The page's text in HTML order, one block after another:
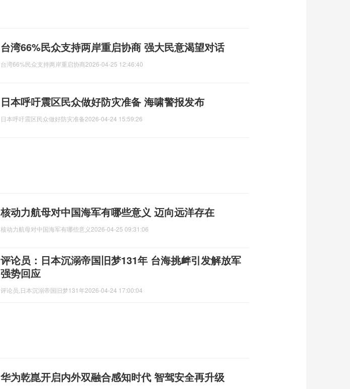
台湾66%民众支持两岸重启协商 强大民意渴望对话
台湾66%民众支持两岸重启协商2026-04-25 12:46:40
日本呼吁震区民众做好防灾准备 海啸警报发布
日本呼吁震区民众做好防灾准备2026-04-24 15:59:26
核动力航母对中国海军有哪些意义 迈向远洋存在
核动力航母对中国海军有哪些意义2026-04-25 09:31:06
评论员：日本沉溺帝国旧梦131年 台海挑衅引发解放军
强势回应
评论员,日本沉溺帝国旧梦131年2026-04-24 17:00:04
华为乾崑开启内外双融合感知时代 智驾安全再升级